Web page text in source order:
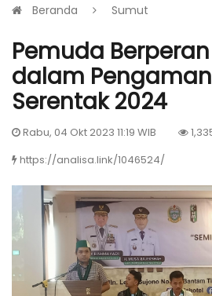
Beranda Sumut
Pemuda
dalam
Serentak 2024
Rabu, 04 Okt 2023 11:19 WIB
https://analisa.link/1046524/